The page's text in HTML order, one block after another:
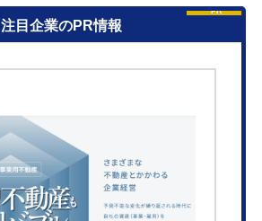
注目企業のPR情報
PR